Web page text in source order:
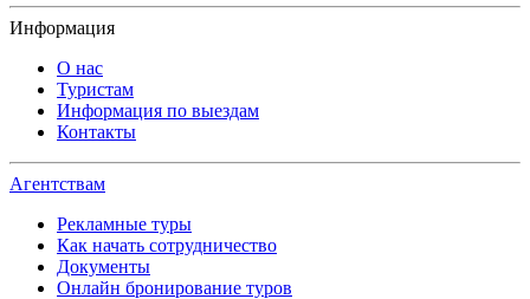
Информация
О нас
Туристам
Информация по выездам
Контакты
Агентствам
Рекламные туры
Как начать сотрудничество
Документы
Онлайн бронирование туров